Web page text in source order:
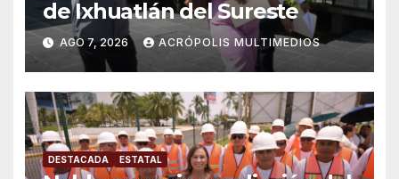
de Ixhuatlán del Sureste
AGO 7, 2026 ACRÓPOLIS MULTIMEDIOS
DESTACADA ESTATAL